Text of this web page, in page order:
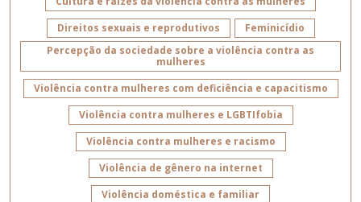
Direitos sexuais e reprodutivos
Feminicídio
Percepção da sociedade sobre a violência contra as
mulheres
Violência contra mulheres com deficiência e capacitismo
Violência contra mulheres e LGBTIfobia
Violência contra mulheres e racismo
Violência de gênero na internet
Violência doméstica e familiar